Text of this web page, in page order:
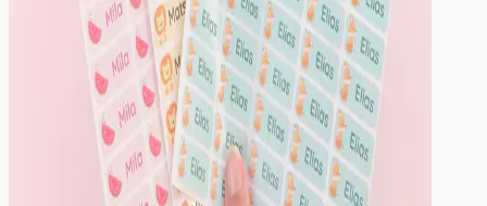
Wandsticker
Leuchtende Wandsticker
Pakete